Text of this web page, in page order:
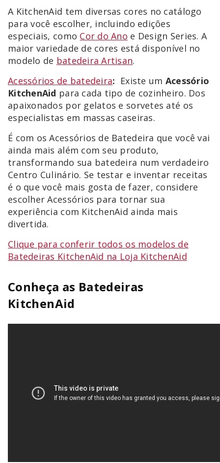
A KitchenAid tem diversas cores no catálogo
para você escolher, incluindo edições
especiais, como Cor do Ano e Design Series. A
maior variedade de cores está disponível no
modelo de batedeira Artisan.
Acessórios de batedeira: Existe um Acessório
KitchenAid para cada tipo de cozinheiro. Dos
apaixonados por gelatos e sorvetes até os
especialistas em massas caseiras.
É com os Acessórios de Batedeira que você vai
ainda mais além com seu produto,
transformando sua batedeira num verdadeiro
Centro Culinário. Se testar e inventar receitas
é o que você mais gosta de fazer, considere
escolher Acessórios para tornar sua
experiência com KitchenAid ainda mais
divertida.
Clique para conferir todos os modelos de
Batedeiras KitchenAid na Loja KitchenAid
Conheça as Batedeiras
KitchenAid